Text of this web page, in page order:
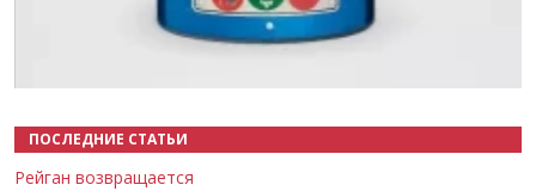
ПОСЛЕДНИЕ СТАТЬИ
Рейган возвращается